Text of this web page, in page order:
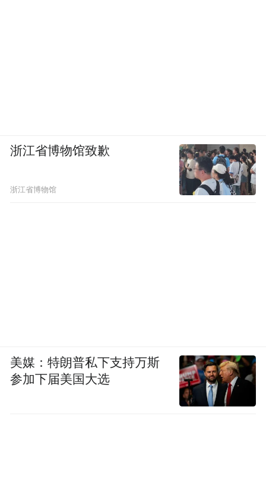
浙江省博物馆致歉
浙江省博物馆
美媒：特朗普私下支持万斯
参加下届美国大选